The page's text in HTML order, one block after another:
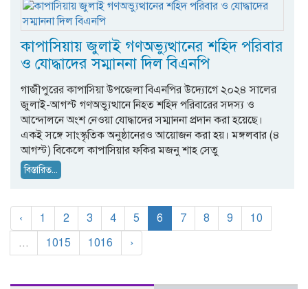
কাপাসিয়ায় জুলাই গণঅভ্যুত্থানের শহিদ পরিবার
ও যোদ্ধাদের সম্মাননা দিল বিএনপি
গাজীপুরের কাপাসিয়া উপজেলা বিএনপির উদ্যোগে ২০২৪ সালের
জুলাই-আগস্ট গণঅভ্যুত্থানে নিহত শহিদ পরিবারের সদস্য ও
আন্দোলনে অংশ নেওয়া যোদ্ধাদের সম্মাননা প্রদান করা হয়েছে।
একই সঙ্গে সাংস্কৃতিক অনুষ্ঠানেরও আয়োজন করা হয়। মঙ্গলবার (৪
আগস্ট) বিকেলে কাপাসিয়ার ফকির মজনু শাহ সেতু
বিস্তারিত...
‹ 1 2 3 4 5 6 7 8 9
10
...
1015 1016 ›